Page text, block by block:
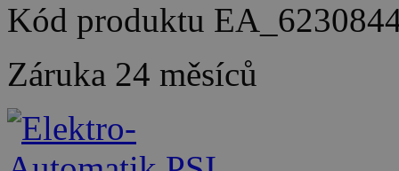
Kód produktu
Záruka 24 měsíců